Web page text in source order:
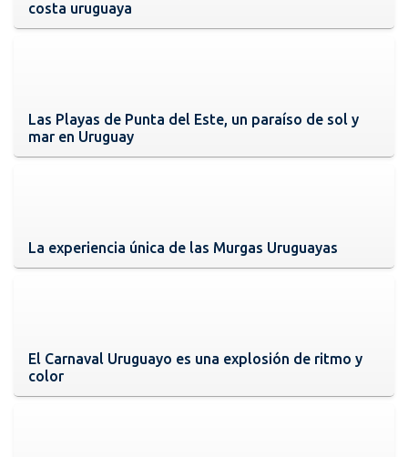
costa uruguaya
Las Playas de Punta del Este, un paraíso de sol y
mar en Uruguay
La experiencia única de las Murgas Uruguayas
El Carnaval Uruguayo es una explosión de ritmo y
color